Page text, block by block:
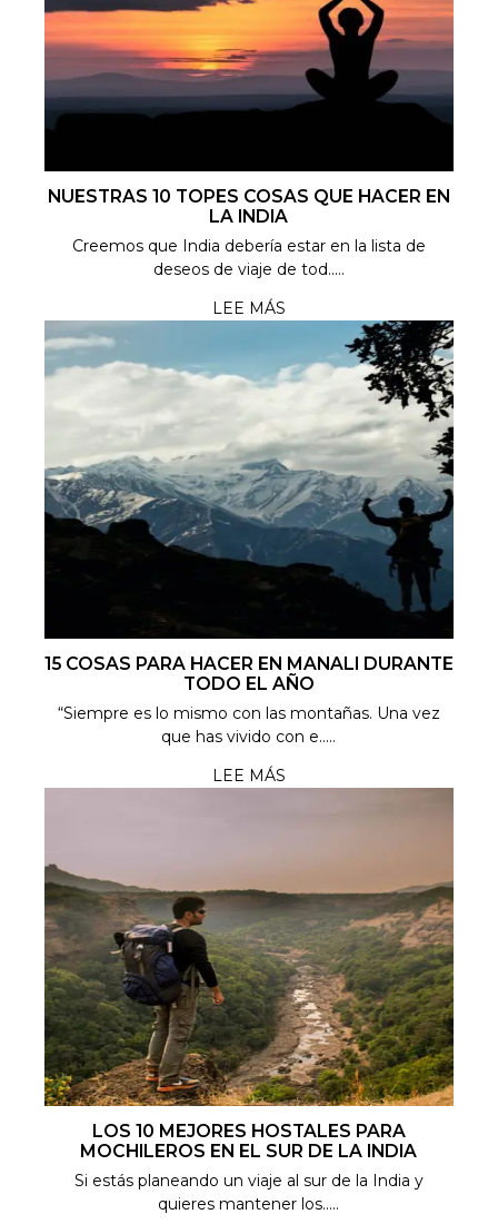
NUESTRAS 10 TOPES COSAS QUE HACER EN
LA INDIA
Creemos que India debería estar en la lista de
deseos de viaje de tod.....
LEE MÁS
15 COSAS PARA HACER EN MANALI DURANTE
TODO EL AÑO
“Siempre es lo mismo con las montañas. Una vez
que has vivido con e.....
LEE MÁS
LOS 10 MEJORES HOSTALES PARA
MOCHILEROS EN EL SUR DE LA INDIA
Si estás planeando un viaje al sur de la India y
quieres mantener los.....